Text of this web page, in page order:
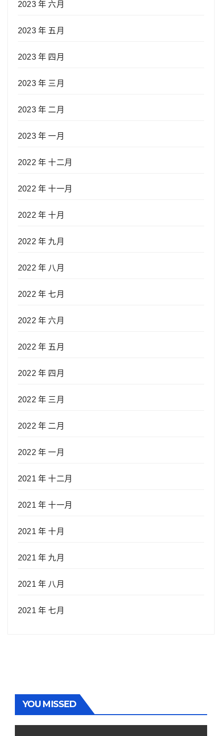
2023 年 六月
2023 年 五月
2023 年 四月
2023 年 三月
2023 年 二月
2023 年 一月
2022 年 十二月
2022 年 十一月
2022 年 十月
2022 年 九月
2022 年 八月
2022 年 七月
2022 年 六月
2022 年 五月
2022 年 四月
2022 年 三月
2022 年 二月
2022 年 一月
2021 年 十二月
2021 年 十一月
2021 年 十月
2021 年 九月
2021 年 八月
2021 年 七月
YOU MISSED